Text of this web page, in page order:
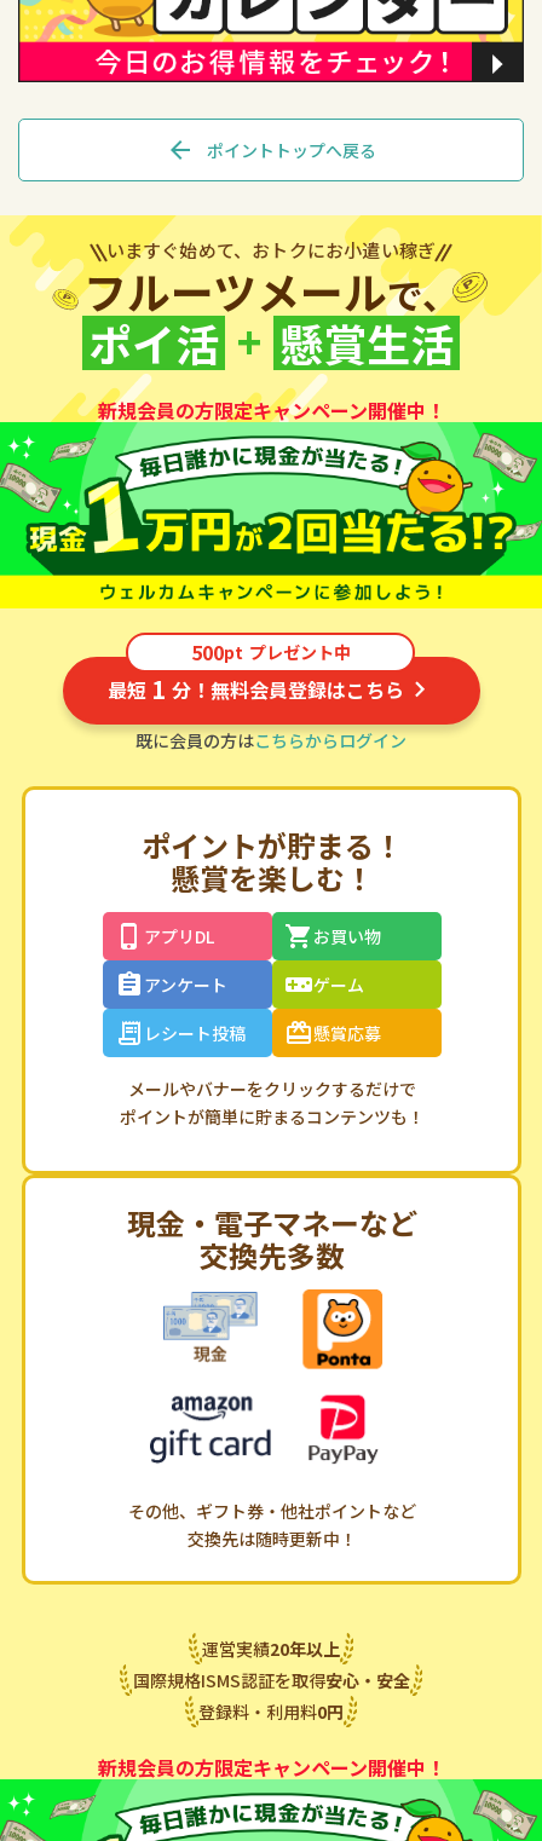
arrow_back ポイントトップへ戻る
いますぐ始めて、おトクにお小遣い稼ぎ
フルーツメールで、
ポイ活 + 懸賞生活
新規会員の方限定キャンペーン開催中！
500pt プレゼント中
最短 1 分！無料会員登録はこちら
既に会員の方はこちらからログイン
ポイントが貯まる！
懸賞を楽しむ！
アプリDL
お買い物
アンケート
ゲーム
レシート投稿
懸賞応募
メールやバナーをクリックするだけで
ポイントが簡単に貯まるコンテンツも！
現金・電子マネーなど
交換先多数
その他、ギフト券・他社ポイントなど
交換先は随時更新中！
運営実績20年以上
国際規格ISMS認証を取得安心・安全
登録料・利用料0円
新規会員の方限定キャンペーン開催中！